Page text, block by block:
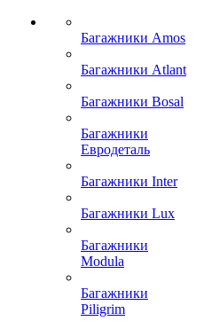
Багажники Amos
Багажники Atlant
Багажники Bosal
Багажники
Евродеталь
Багажники Inter
Багажники Lux
Багажники
Modula
Багажники
Piligrim